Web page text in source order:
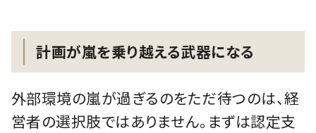
計画が嵐を乗り越える武器になる
外部環境の嵐が過ぎるのをただ待つのは、経
営者の選択肢ではありません。まずは認定支